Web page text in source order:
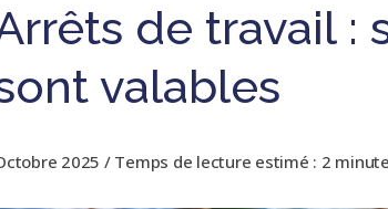
de travail :
valables
2025 / Temps de lecture estimé : 2